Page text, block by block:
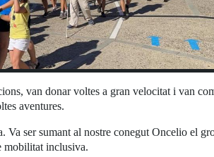
van donar voltes a gran velocitat i van
aventures.
ser sumant al nostre conegut Oncelio el
mobilitat inclusiva.